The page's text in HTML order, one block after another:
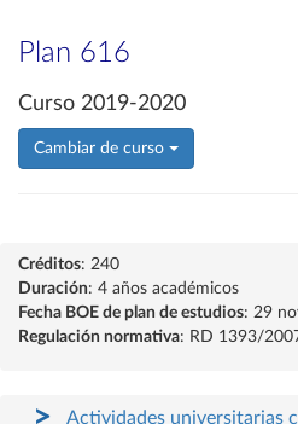
Plan 616
Curso 2019-2020
Cambiar de curso
Créditos: 240
Duración: 4 años académicos
Fecha BOE de plan de estudios: 29
Regulación normativa: RD 1393/
Actividades universitarias